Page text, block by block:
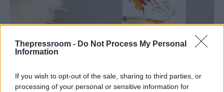
Thepressroom - Do Not Process My Personal
Information
If you wish to opt-out of the sale, sharing to third parties, or
processing of your personal or sensitive information for
ΕΛΛΑΔΑ
07/08/2025 - 14:50